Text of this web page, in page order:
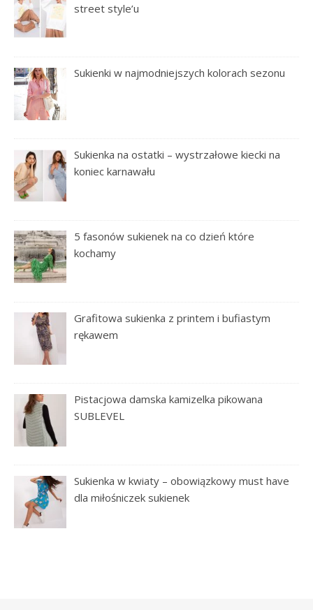
street style’u
Sukienki w najmodniejszych kolorach sezonu
Sukienka na ostatki – wystrzałowe kiecki na
koniec karnawału
5 fasonów sukienek na co dzień które
kochamy
Grafitowa sukienka z printem i bufiastym
rękawem
Pistacjowa damska kamizelka pikowana
SUBLEVEL
Sukienka w kwiaty – obowiązkowy must have
dla miłośniczek sukienek